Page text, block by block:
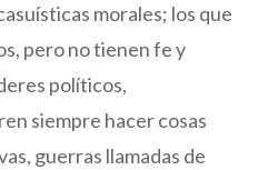
morales; los que
pero no tienen fe y
políticos,
siempre hacer cosas
guerras llamadas de